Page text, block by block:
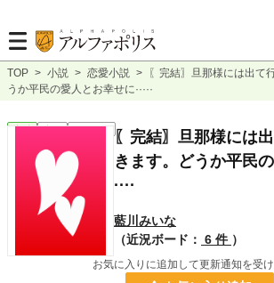
TOP > 小説 > 恋愛小説 >
〖完結〗旦那様には出て
うか平民の愛人とお幸せに·····
恋愛 完結 ｼｮｰﾄｼｮｰﾄ
〖完結〗旦那様には
きます。どうか平民
····
藍川みいな
（近況ボード： 6 件 ）
お気に入りに追加して更新通知を受